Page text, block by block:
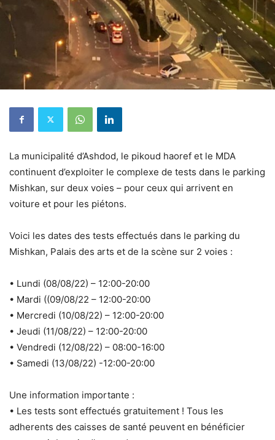
La municipalité d’Ashdod, le pikoud haoref et le MDA
continuent d’exploiter le complexe de tests dans le parking
Mishkan, sur deux voies – pour ceux qui arrivent en
voiture et pour les piétons.
Voici les dates des tests effectués dans le parking du
Mishkan, Palais des arts et de la scène sur 2 voies :
• Lundi (08/08/22) – 12:00-20:00
• Mardi ((09/08/22 – 12:00-20:00
• Mercredi (10/08/22) – 12:00-20:00
• Jeudi (11/08/22) – 12:00-20:00
• Vendredi (12/08/22) – 08:00-16:00
• Samedi (13/08/22) -12:00-20:00
Une information importante :
• Les tests sont effectués gratuitement ! Tous les
adherents des caisses de santé peuvent en bénéficier